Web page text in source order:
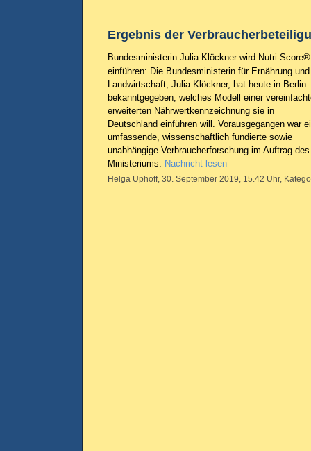
Ergebnis der
Bundesministerin Julia Klöckner wird Nutri-Score®
einführen: Die Bundesministerin für Ernährung und
Landwirtschaft, Julia Klöckner, hat heute in Berlin
bekanntgegeben, welches Modell einer
erweiterten Nährwertkennzeichnung sie in
Deutschland einführen will. Vorausgegangen war
umfassende, wissenschaftlich fundierte sowie
unabhängige Verbraucherforschung im Auftrag des
Ministeriums. Nachricht lesen
Helga Uphoff, 30. September 2019, 15.42 Uhr,